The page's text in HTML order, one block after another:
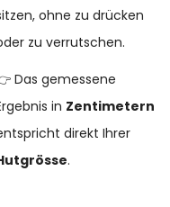
ohne zu drücken
zu verrutschen.
Das gemessene
in Zentimetern
direkt Ihrer
.